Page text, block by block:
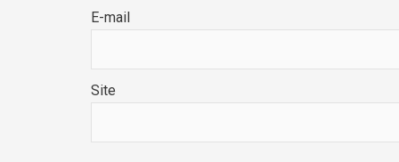
E-mail
Site